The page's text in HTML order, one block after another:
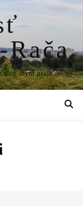
keď iným praje dobro …